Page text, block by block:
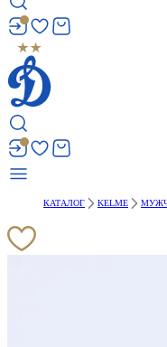
КАТАЛОГ KELME